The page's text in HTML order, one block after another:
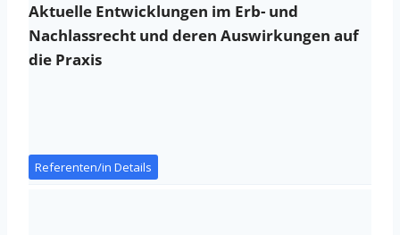
Aktuelle Entwicklungen im Erb- und
Nachlassrecht und deren Auswirkungen auf
die Praxis
Referenten/in Details